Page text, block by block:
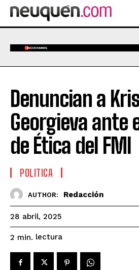
Denuncian a
Georgieva ante
de Ética del FMI
POLITICA
AUTHOR: Redacción
28 abril, 2025
2 min. lectura